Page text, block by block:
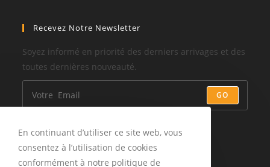
Recevez Notre Newsletter
Soyez informé en priorité des derniers arrivages et des
toutes dernières nouveauté.
GO
En continuant d’utiliser ce site web, vous
consentez à l’utilisation de cookies
conformément à notre politique de